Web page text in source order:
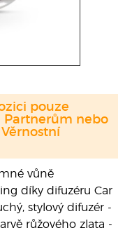
vůně
díky difuzéru Car
stylový difuzér -
růžového zlata -
pouze
Partnerům nebo